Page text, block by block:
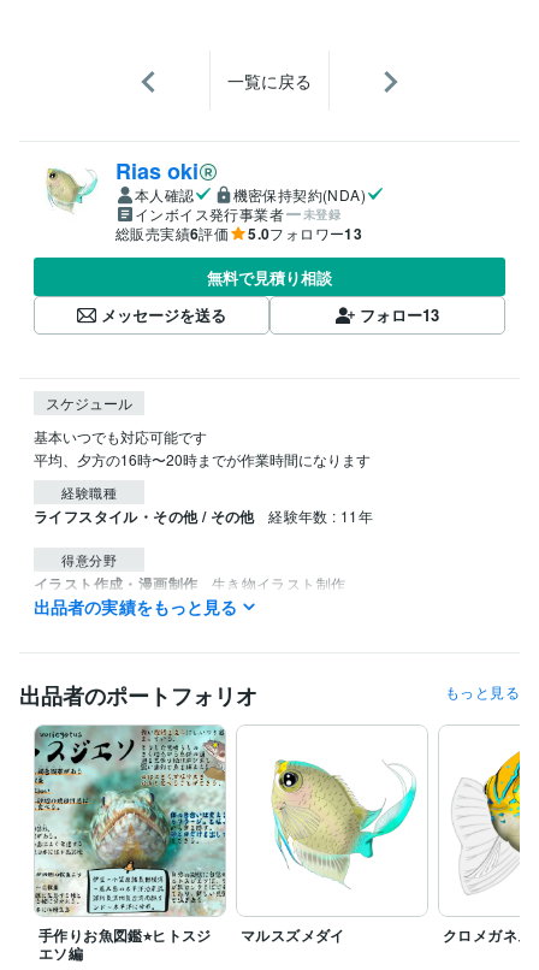
一覧に戻る
Rias oki
本人確認
機密保持契約(NDA)
インボイス発行事業者
未登録
総販売実績6評価 5.0フォロワー13
無料で見積り相談
メッセージを送る
フォロー13
スケジュール
基本いつでも対応可能です
平均、夕方の16時〜20時までが作業時間になります
経験職種
ライフスタイル・その他 / その他 経験年数 : 11年
得意分野
イラスト作成・漫画制作 生き物イラスト制作
イラスト作成・漫画制作 オリジナル手作りお魚図鑑
出品者の実績をもっと見る
出品者のポートフォリオ もっと見る
手作りお魚図鑑⭐︎ヒトスジ
エソ編
マルスズメダイ クロメガネス